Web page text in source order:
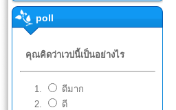
poll
คุณคิดว่าเวปนี้เป็นอย่างไร
ดีมาก
ดี